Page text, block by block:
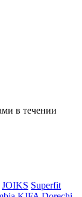
в течении
JOIKS Superfit